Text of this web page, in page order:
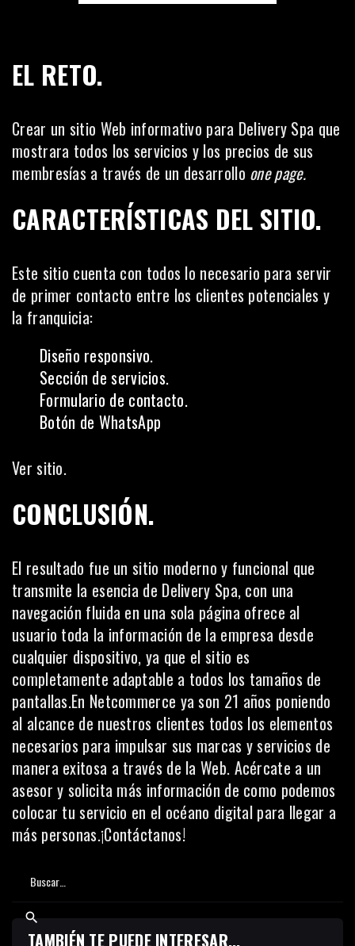
EL RETO.
Crear un sitio Web informativo para Delivery Spa que
mostrara todos los servicios y los precios de sus
membresías a través de un desarrollo one page.
CARACTERÍSTICAS DEL SITIO.
Este sitio cuenta con todos lo necesario para servir
de primer contacto entre los clientes potenciales y
la franquicia:
Diseño responsivo.
Sección de servicios.
Formulario de contacto.
Botón de WhatsApp
Ver sitio.
CONCLUSIÓN.
El resultado fue un sitio moderno y funcional que
transmite la esencia de Delivery Spa, con una
navegación fluida en una sola página ofrece al
usuario toda la información de la empresa desde
cualquier dispositivo, ya que el sitio es
completamente adaptable a todos los tamaños de
pantallas.En Netcommerce ya son 21 años poniendo
al alcance de nuestros clientes todos los elementos
necesarios para impulsar sus marcas y servicios de
manera exitosa a través de la Web. Acércate a un
asesor y solicita más información de como podemos
colocar tu servicio en el océano digital para llegar a
más personas.¡Contáctanos!
TAMBIÉN TE PUEDE INTERESAR...